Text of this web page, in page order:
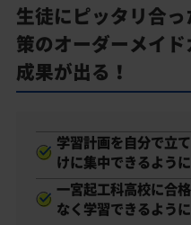
生徒にピッタリ合
策のオーダーメイ
成果が出る！
学習計画を自分で立
けに集中できるよう
一宮起工科高校に合
なく学習できるよう